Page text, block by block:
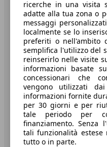
Benvenuti su
Società
A proposito di
Stampa
Media
Condizioni generali
Informazioni
ricerche in una visita
adatte alla tua zona o
messaggi
localmente se lo
preferiti o nell'ambito
semplifica l'utilizzo del
reinserirlo nelle visite
informazioni basate
concessionari che
vengono utilizzati
informazioni fornite
per 30 giorni e per
tale periodo per
finanziamento. Senza
tali funzionalità estese
tutto o in parte.